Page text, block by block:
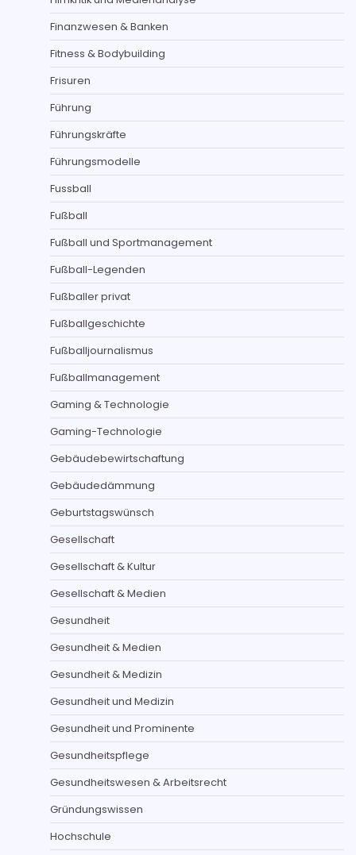
Finanzwesen & Banken
Fitness & Bodybuilding
Frisuren
Führung
Führungskräfte
Führungsmodelle
Fussball
Fußball
Fußball und Sportmanagement
Fußball-Legenden
Fußballer privat
Fußballgeschichte
Fußballjournalismus
Fußballmanagement
Gaming & Technologie
Gaming-Technologie
Gebäudebewirtschaftung
Gebäudedämmung
Geburtstagswünsch
Gesellschaft
Gesellschaft & Kultur
Gesellschaft & Medien
Gesundheit
Gesundheit & Medien
Gesundheit & Medizin
Gesundheit und Medizin
Gesundheit und Prominente
Gesundheitspflege
Gesundheitswesen & Arbeitsrecht
Gründungswissen
Hochschule